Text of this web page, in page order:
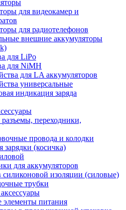
для видеокамер и
для радиотелефонов
внешние аккумуляторы
для LiPo
для NiMH
для LA аккумуляторов
универсальные
индикация заряда
переходники,
провода и колодки
зарядки (косичка)
для аккумуляторов
силиконовой изоляции (силовые)
трубки
питания